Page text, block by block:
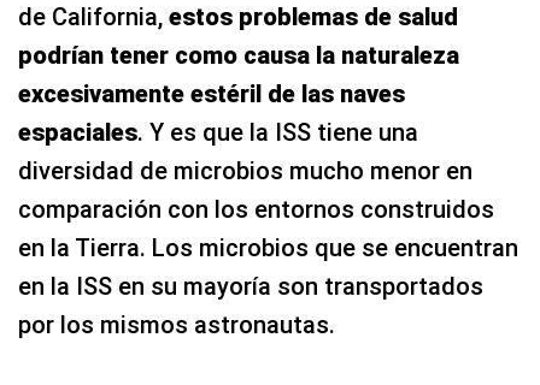
de California, estos problemas de salud
podrían tener como causa la naturaleza
excesivamente estéril de las naves
espaciales. Y es que la ISS tiene una
diversidad de microbios mucho menor en
comparación con los entornos construidos
en la Tierra. Los microbios que se encuentran
en la ISS en su mayoría son transportados
por los mismos astronautas.